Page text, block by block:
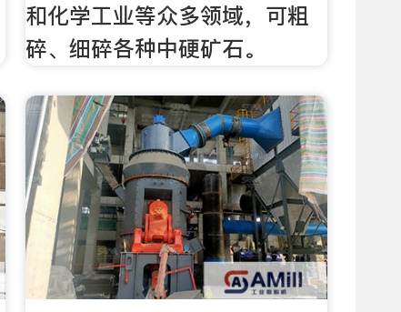
和化学工业等众多领域，可粗
碎、细碎各种中硬矿石。